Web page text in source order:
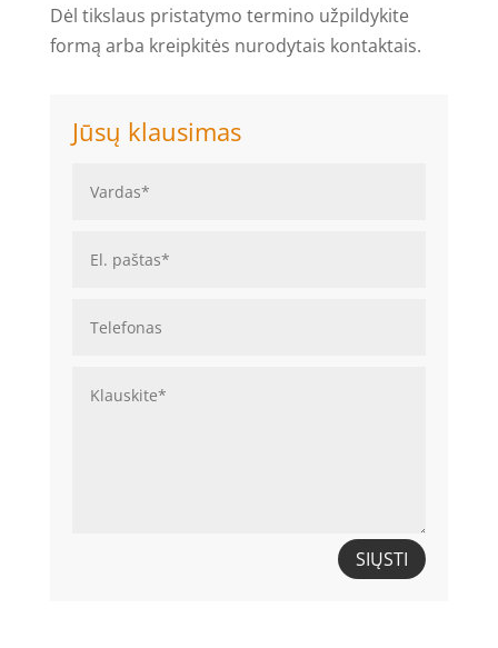
Dėl tikslaus pristatymo termino užpildykite
formą arba kreipkitės nurodytais kontaktais.
Jūsų klausimas
SIŲSTI